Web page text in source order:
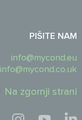
PIŠITE NAM
info@mycond.eu
info@mycond.co.uk
Na zgornji strani